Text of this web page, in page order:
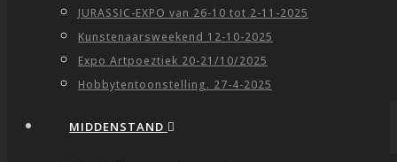
JURASSIC-EXPO van 26-10 tot 2-11-2025
Kunstenaarsweekend 12-10-2025
Expo Artpoeztiek 20-21/10/2025
Hobbytentoonstelling. 27-4-2025
MIDDENSTAND